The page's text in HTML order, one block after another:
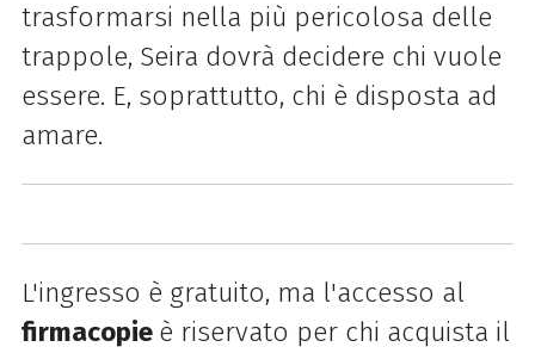
trasformarsi nella più pericolosa delle
trappole, Seira dovrà decidere chi vuole
essere. E, soprattutto, chi è disposta ad
amare.
L'ingresso è gratuito, ma l'accesso al
firmacopie è riservato per chi acquista il